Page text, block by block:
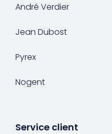
André Verdier
Jean Dubost
Pyrex
Nogent
Service client